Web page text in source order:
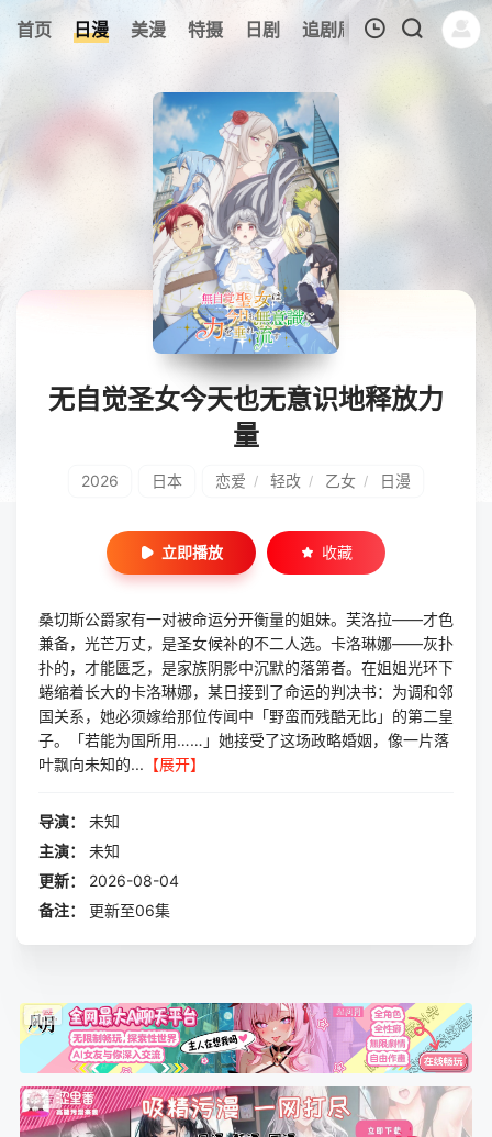
首页 日漫 美漫 特摄 日剧 追剧周表 今日更新
6
暂无观看影片的记录
无自觉圣女今天也无意识地释放力
量
2026 日本 恋爱 / 轻改 / 乙女 / 日漫
立即播放 收藏
桑切斯公爵家有一对被命运分开衡量的姐妹。芙洛拉——才色
兼备，光芒万丈，是圣女候补的不二人选。卡洛琳娜——灰扑
扑的，才能匮乏，是家族阴影中沉默的落第者。在姐姐光环下
蜷缩着长大的卡洛琳娜，某日接到了命运的判决书：为调和邻
国关系，她必须嫁给那位传闻中「野蛮而残酷无比」的第二皇
子。「若能为国所用……」她接受了这场政略婚姻，像一片落
叶飘向未知的... 【展开】
导演：
未知
主演：
未知
更新：
2026-08-04
备注：
更新至06集